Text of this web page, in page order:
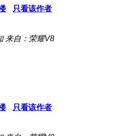
只看该作者
来自：荣耀V8
只看该作者